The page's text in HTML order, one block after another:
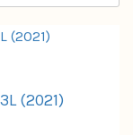
(2021)